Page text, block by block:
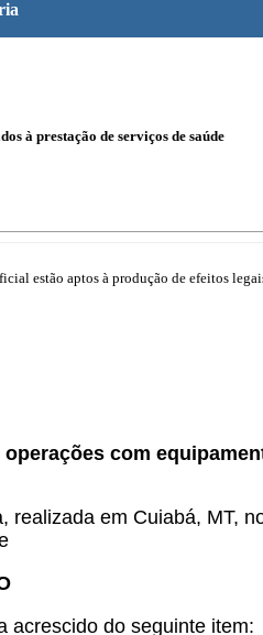
à prestação de serviços de saúde
estão aptos à produção de efeitos
com
realizada em Cuiabá, MT,
acrescido do seguinte item: